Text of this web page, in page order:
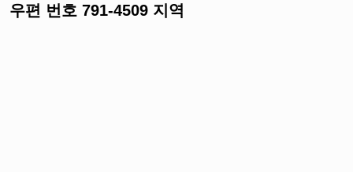
우편 번호 791-4509 지역